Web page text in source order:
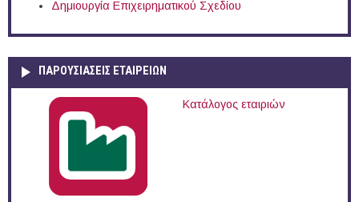
Δημιουργία Επιχειρηματικού Σχεδίου
ΠΑΡΟΥΣΙΆΣΕΙΣ ΕΤΑΙΡΕΙΏΝ
Κατάλογος εταιριών